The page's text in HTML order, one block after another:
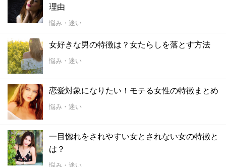
理由
悩み・迷い
女好きな男の特徴は？女たらしを落とす方法
悩み・迷い
恋愛対象になりたい！モテる女性の特徴まとめ
悩み・迷い
一目惚れをされやすい女とされない女の特徴と
は？
悩み・迷い